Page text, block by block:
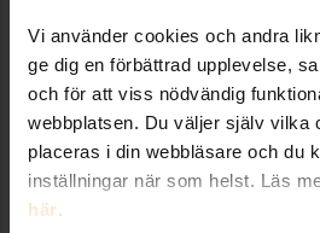
Vi använder cookies och andra
ge dig en förbättrad upplevelse,
och för att viss nödvändig
webbplatsen. Du väljer själv vilka
placeras i din webbläsare och du
inställningar när som helst. Läs
här.
Hur lång är leveranstiden?
Hur gör jag för att ladda ner
Hur får jag min medlemsrabatt?